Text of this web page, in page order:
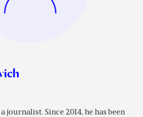
journalist. Since 2014, he has been